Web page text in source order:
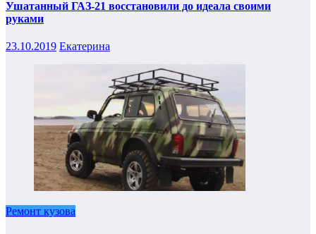
Ушатанный ГАЗ-21 восстановили до идеала своими
руками
23.10.2019 Екатерина
Ремонт кузова